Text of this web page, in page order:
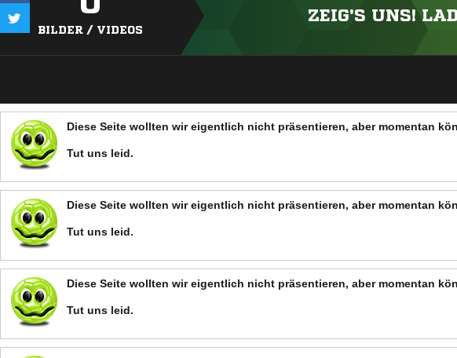
BILDER / VIDEOS
ZEIG'S UNS!
Diese Seite wollten wir eigentlich nicht präsentieren, aber momentan
Tut uns leid.
Diese Seite wollten wir eigentlich nicht präsentieren, aber momentan
Tut uns leid.
Diese Seite wollten wir eigentlich nicht präsentieren, aber momentan
Tut uns leid.